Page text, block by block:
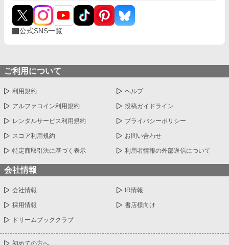
公式SNS一覧
ご利用について
利用規約 ヘルプ
アルファコイン利用規約 投稿ガイドライン
レンタルサービス利用規約 プライバシーポリシー
スコア利用規約 お問い合わせ
特定商取引法に基づく表示 利用者情報の外部送信について
会社情報
会社情報 IR情報
採用情報 書店様向け
ドリームブッククラブ